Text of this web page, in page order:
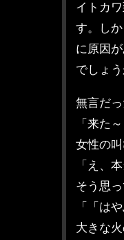
イトカ
す。し
に原因
でしょ
無言だっ
「来た～
女性の
「え、
そう思
「「は
大きな